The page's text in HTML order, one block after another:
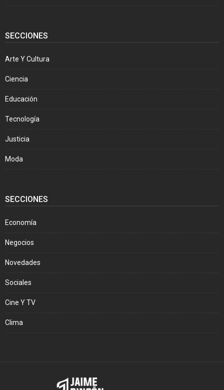
SECCIONES
Arte Y Cultura
Ciencia
Educación
Tecnología
Justicia
Moda
SECCIONES
Economía
Negocios
Novedades
Sociales
Cine Y TV
Clima